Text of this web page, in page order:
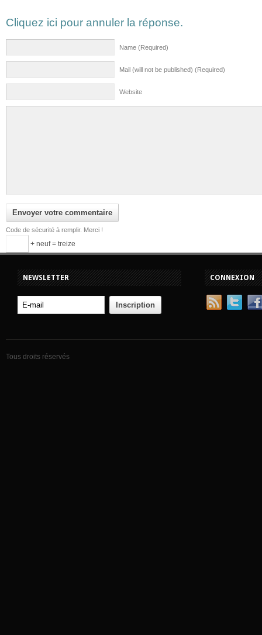
Cliquez ici pour annuler la réponse.
Name (Required)
Mail (will not be published) (Required)
Website
Code de sécurité à remplir. Merci !
+ neuf = treize
NEWSLETTER CONNEXION
Tous droits réservés